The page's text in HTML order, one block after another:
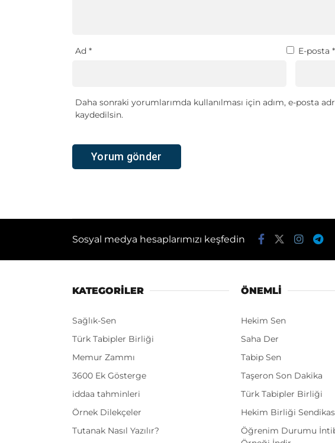
Ad * E-posta *
Daha sonraki yorumlarımda kullanılması için adım, e-posta
kaydedilsin.
Sosyal medya hesaplarımızı keşfedin
KATEGORİLER
Sağlık-Sen
Türk Tabipler Birliği
Memur Zammı
3600 Ek Gösterge
iddaa tahminleri
Örnek Dilekçeler
Tutanak Nasıl Yazılır?
ÖNEMLI
Hekim Sen
Saha Der
Tabip Sen
Taşeron Son Dakika
Türk Tabipler Birliği
Hekim Birliği
Öğrenim Durumu